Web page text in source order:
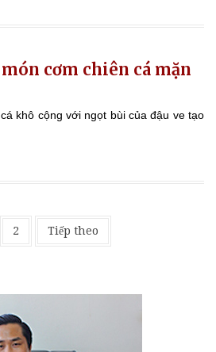
cơm chiên cá mặn
khô cộng với ngọt bùi của đậu ve tạo
2 Tiếp theo